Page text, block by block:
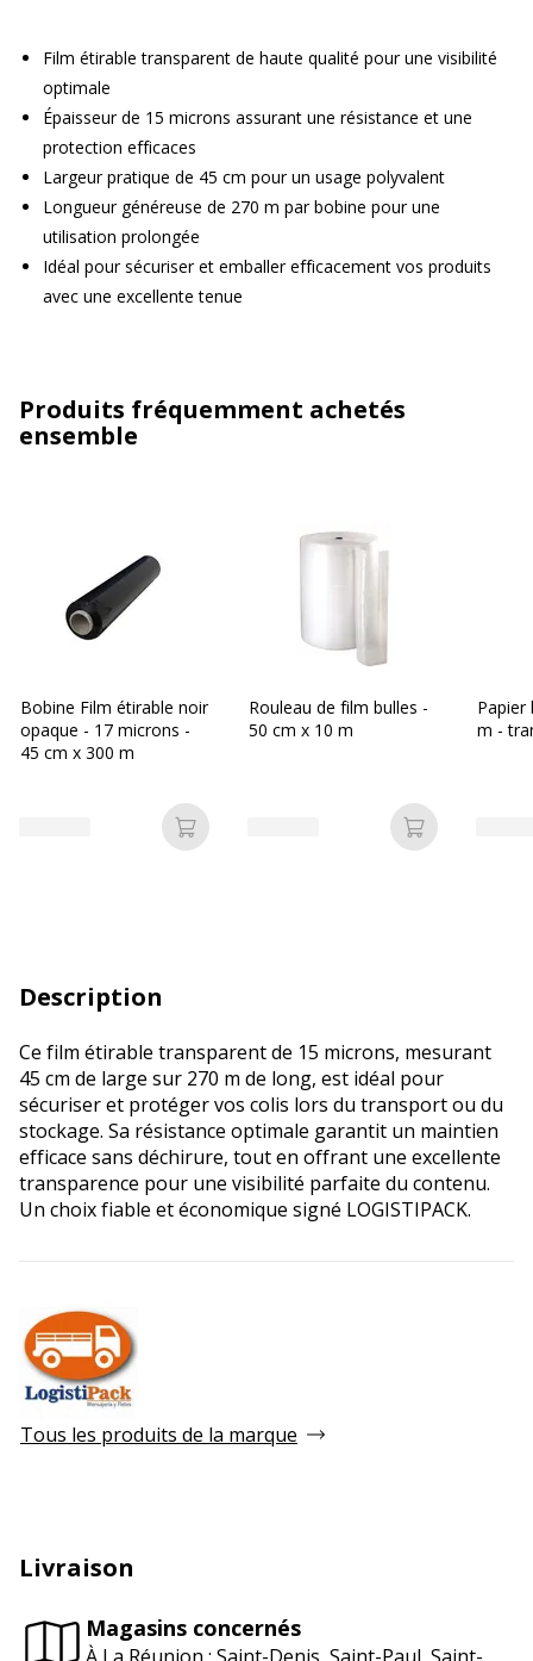
Film étirable transparent de haute qualité pour une visibilité
optimale
Épaisseur de 15 microns assurant une résistance et une
protection efficaces
Largeur pratique de 45 cm pour un usage polyvalent
Longueur généreuse de 270 m par bobine pour une
utilisation prolongée
Idéal pour sécuriser et emballer efficacement vos produits
avec une excellente tenue
Produits fréquemment achetés
ensemble
Bobine Film étirable noir
opaque - 17 microns -
45 cm x 300 m
Ajouter au panier
Rouleau de film bulles -
50 cm x 10 m
Ajouter au
Papier
m -
Description
Ce film étirable transparent de 15 microns, mesurant
45 cm de large sur 270 m de long, est idéal pour
sécuriser et protéger vos colis lors du transport ou du
stockage. Sa résistance optimale garantit un maintien
efficace sans déchirure, tout en offrant une excellente
transparence pour une visibilité parfaite du contenu.
Un choix fiable et économique signé LOGISTIPACK.
Tous les produits de la marque
Livraison
Magasins concernés